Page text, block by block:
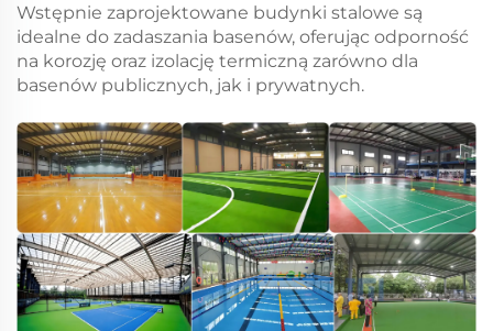
Wstępnie zaprojektowane budynki stalowe są
idealne do zadaszania basenów, oferując odporność
na korozję oraz izolację termiczną zarówno dla
basenów publicznych, jak i prywatnych.